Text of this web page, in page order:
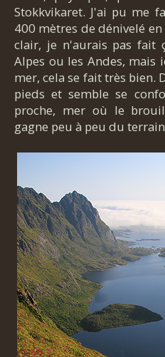
Stokkvikaret. J'ai pu me
400 mètres de dénivelé
clair, je n'aurais pas fait
Alpes ou les Andes, mais
mer, cela se fait très bien.
pieds et semble se
proche, mer où le
gagne peu à peu du